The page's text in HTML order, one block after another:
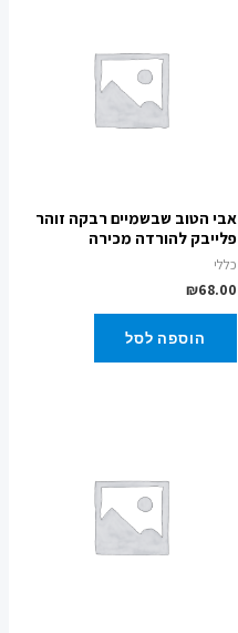
אבי הטוב שבשמיים רבקה זוהר
פלייבק להורדה מכירה
כללי
₪68.00
הוספה לסל